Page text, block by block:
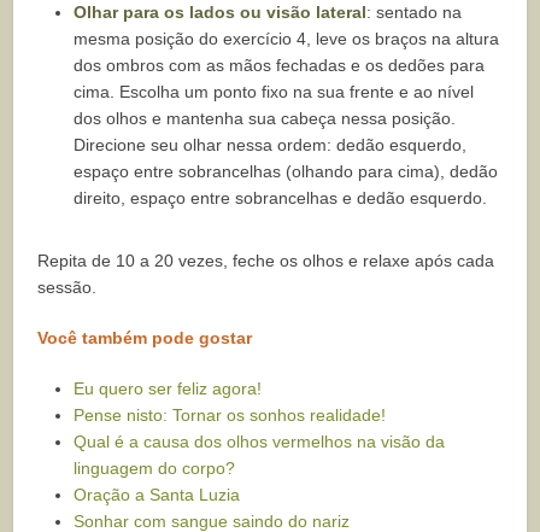
Olhar para os lados ou visão lateral: sentado na
mesma posição do exercício 4, leve os braços na altura
dos ombros com as mãos fechadas e os dedões para
cima. Escolha um ponto fixo na sua frente e ao nível
dos olhos e mantenha sua cabeça nessa posição.
Direcione seu olhar nessa ordem: dedão esquerdo,
espaço entre sobrancelhas (olhando para cima), dedão
direito, espaço entre sobrancelhas e dedão esquerdo.
Repita de 10 a 20 vezes, feche os olhos e relaxe após cada
sessão.
Você também pode gostar
Eu quero ser feliz agora!
Pense nisto: Tornar os sonhos realidade!
Qual é a causa dos olhos vermelhos na visão da
linguagem do corpo?
Oração a Santa Luzia
Sonhar com sangue saindo do nariz